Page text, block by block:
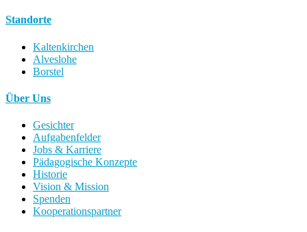
Standorte
Kaltenkirchen
Alveslohe
Borstel
Über Uns
Gesichter
Aufgabenfelder
Jobs & Karriere
Pädagogische Konzepte
Historie
Vision & Mission
Spenden
Kooperationspartner